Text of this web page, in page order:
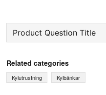
Product Question Title
Ask us something about
Related categories
Kylutrustning Kylbänkar